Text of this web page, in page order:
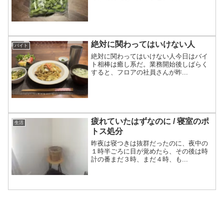
バイト 絶対に関わってはいけない人
絶対に関わってはいけない人今日はバイ
ト相棒は癒し系だ。業務開始後しばらく
すると、フロアの社員さんが昨...
生活
疲れていたはずなのに / 寝室のポ
トス処分
昨夜は寝つきは抜群だったのに、夜中の
１時半ごろに目が覚めたら、その後は時
計の番まだ３時、まだ４時、も...